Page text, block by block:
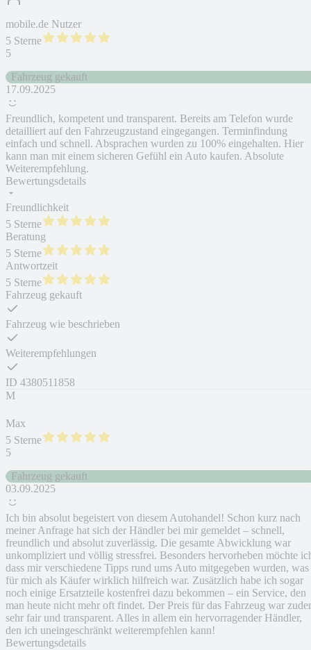
mobile.de Nutzer
5 Sterne
5
Fahrzeug gekauft
17.09.2025
Freundlich, kompetent und transparent. Bereits am Telefon wurde
detailliert auf den Fahrzeugzustand eingegangen. Terminfindung
einfach und schnell. Absprachen wurden zu 100% eingehalten. Hier
kann man mit einem sicheren Gefühl ein Auto kaufen. Absolute
Weiterempfehlung.
Bewertungsdetails
Freundlichkeit
5 Sterne
Beratung
5 Sterne
Antwortzeit
5 Sterne
Fahrzeug gekauft
Fahrzeug wie beschrieben
Weiterempfehlungen
ID 4380511858
M
Max
5 Sterne
5
Fahrzeug gekauft
03.09.2025
Ich bin absolut begeistert von diesem Autohandel! Schon kurz nach
meiner Anfrage hat sich der Händler bei mir gemeldet – schnell,
freundlich und absolut zuverlässig. Die gesamte Abwicklung war
unkompliziert und völlig stressfrei. Besonders hervorheben möchte
dass mir verschiedene Tipps rund ums Auto mitgegeben wurden, was
für mich als Käufer wirklich hilfreich war. Zusätzlich habe ich sogar
noch einige Ersatzteile kostenfrei dazu bekommen – ein Service, den
man heute nicht mehr oft findet. Der Preis für das Fahrzeug war
sehr fair und transparent. Alles in allem ein hervorragender Händler,
den ich uneingeschränkt weiterempfehlen kann!
Bewertungsdetails